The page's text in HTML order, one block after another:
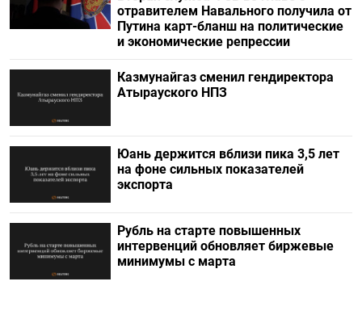
отравителем Навального получила от
Путина карт-бланш на политические
и экономические репрессии
Казмунайгаз сменил гендиректора
Атырауского НПЗ
Юань держится вблизи пика 3,5 лет
на фоне сильных показателей
экспорта
Рубль на старте повышенных
интервенций обновляет биржевые
минимумы с марта